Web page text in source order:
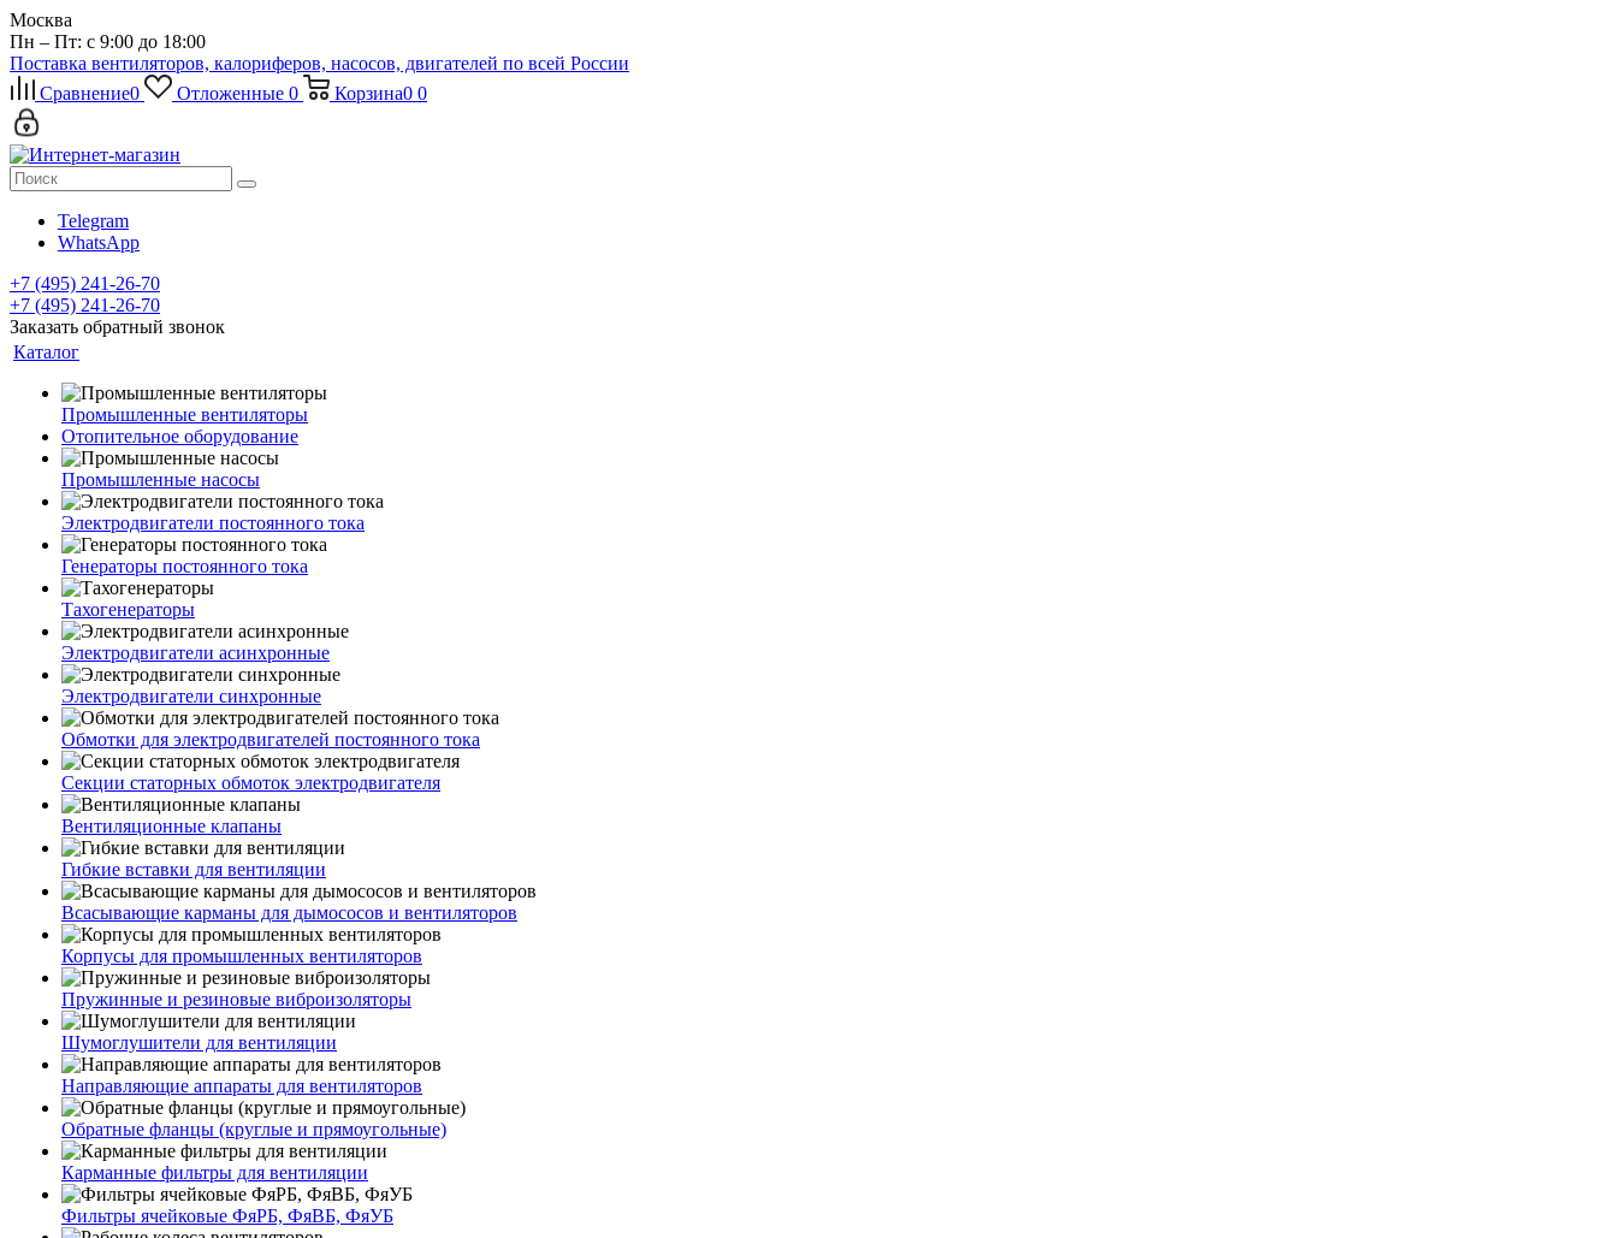
Москва
Пн – Пт: с 9:00 до 18:00
Поставка вентиляторов, калориферов, насосов, двигателей по всей России
Сравнение0 Отложенные 0 Корзина0 0
Telegram
WhatsApp
+7 (495) 241-26-70
+7 (495) 241-26-70
Заказать обратный звонок
Каталог
Промышленные вентиляторы
Отопительное оборудование
Промышленные насосы
Электродвигатели постоянного тока
Генераторы постоянного тока
Тахогенераторы
Электродвигатели асинхронные
Электродвигатели синхронные
Обмотки для электродвигателей постоянного тока
Секции статорных обмоток электродвигателя
Вентиляционные клапаны
Гибкие вставки для вентиляции
Всасывающие карманы для дымососов и вентиляторов
Корпусы для промышленных вентиляторов
Пружинные и резиновые виброизоляторы
Шумоглушители для вентиляции
Направляющие аппараты для вентиляторов
Обратные фланцы (круглые и прямоугольные)
Карманные фильтры для вентиляции
Фильтры ячейковые ФяРБ, ФяВБ, ФяУБ